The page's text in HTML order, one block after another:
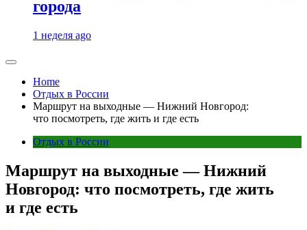
города
1 неделя ago
Home
Отдых в России
Маршрут на выходные — Нижний Новгород:
что посмотреть, где жить и где есть
Отдых в России
Маршрут на выходные — Нижний
Новгород: что посмотреть, где жить
и где есть